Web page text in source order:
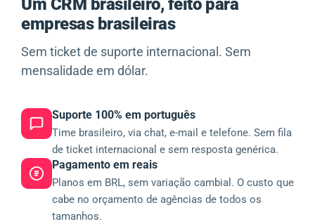
Um CRM brasileiro, feito para
empresas brasileiras
Sem ticket de suporte internacional. Sem
mensalidade em dólar.
Suporte 100% em português
Time brasileiro, via chat, e-mail e telefone. Sem fila
de ticket internacional e sem resposta genérica.
Pagamento em reais
Planos em BRL, sem variação cambial. O custo que
cabe no orçamento de agências de todos os
tamanhos.